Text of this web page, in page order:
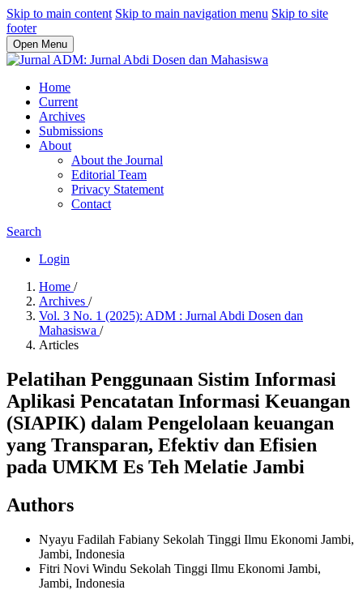
Skip to main content Skip to main navigation menu Skip to site
footer
Open Menu
Home
Current
Archives
Submissions
About
About the Journal
Editorial Team
Privacy Statement
Contact
Search
Login
Home /
Archives /
Vol. 3 No. 1 (2025): ADM : Jurnal Abdi Dosen dan
Mahasiswa /
Articles
Pelatihan Penggunaan Sistim Informasi
Aplikasi Pencatatan Informasi Keuangan
(SIAPIK) dalam Pengelolaan keuangan
yang Transparan, Efektiv dan Efisien
pada UMKM Es Teh Melatie Jambi
Authors
Nyayu Fadilah Fabiany Sekolah Tinggi Ilmu Ekonomi Jambi,
Jambi, Indonesia
Fitri Novi Windu Sekolah Tinggi Ilmu Ekonomi Jambi,
Jambi, Indonesia